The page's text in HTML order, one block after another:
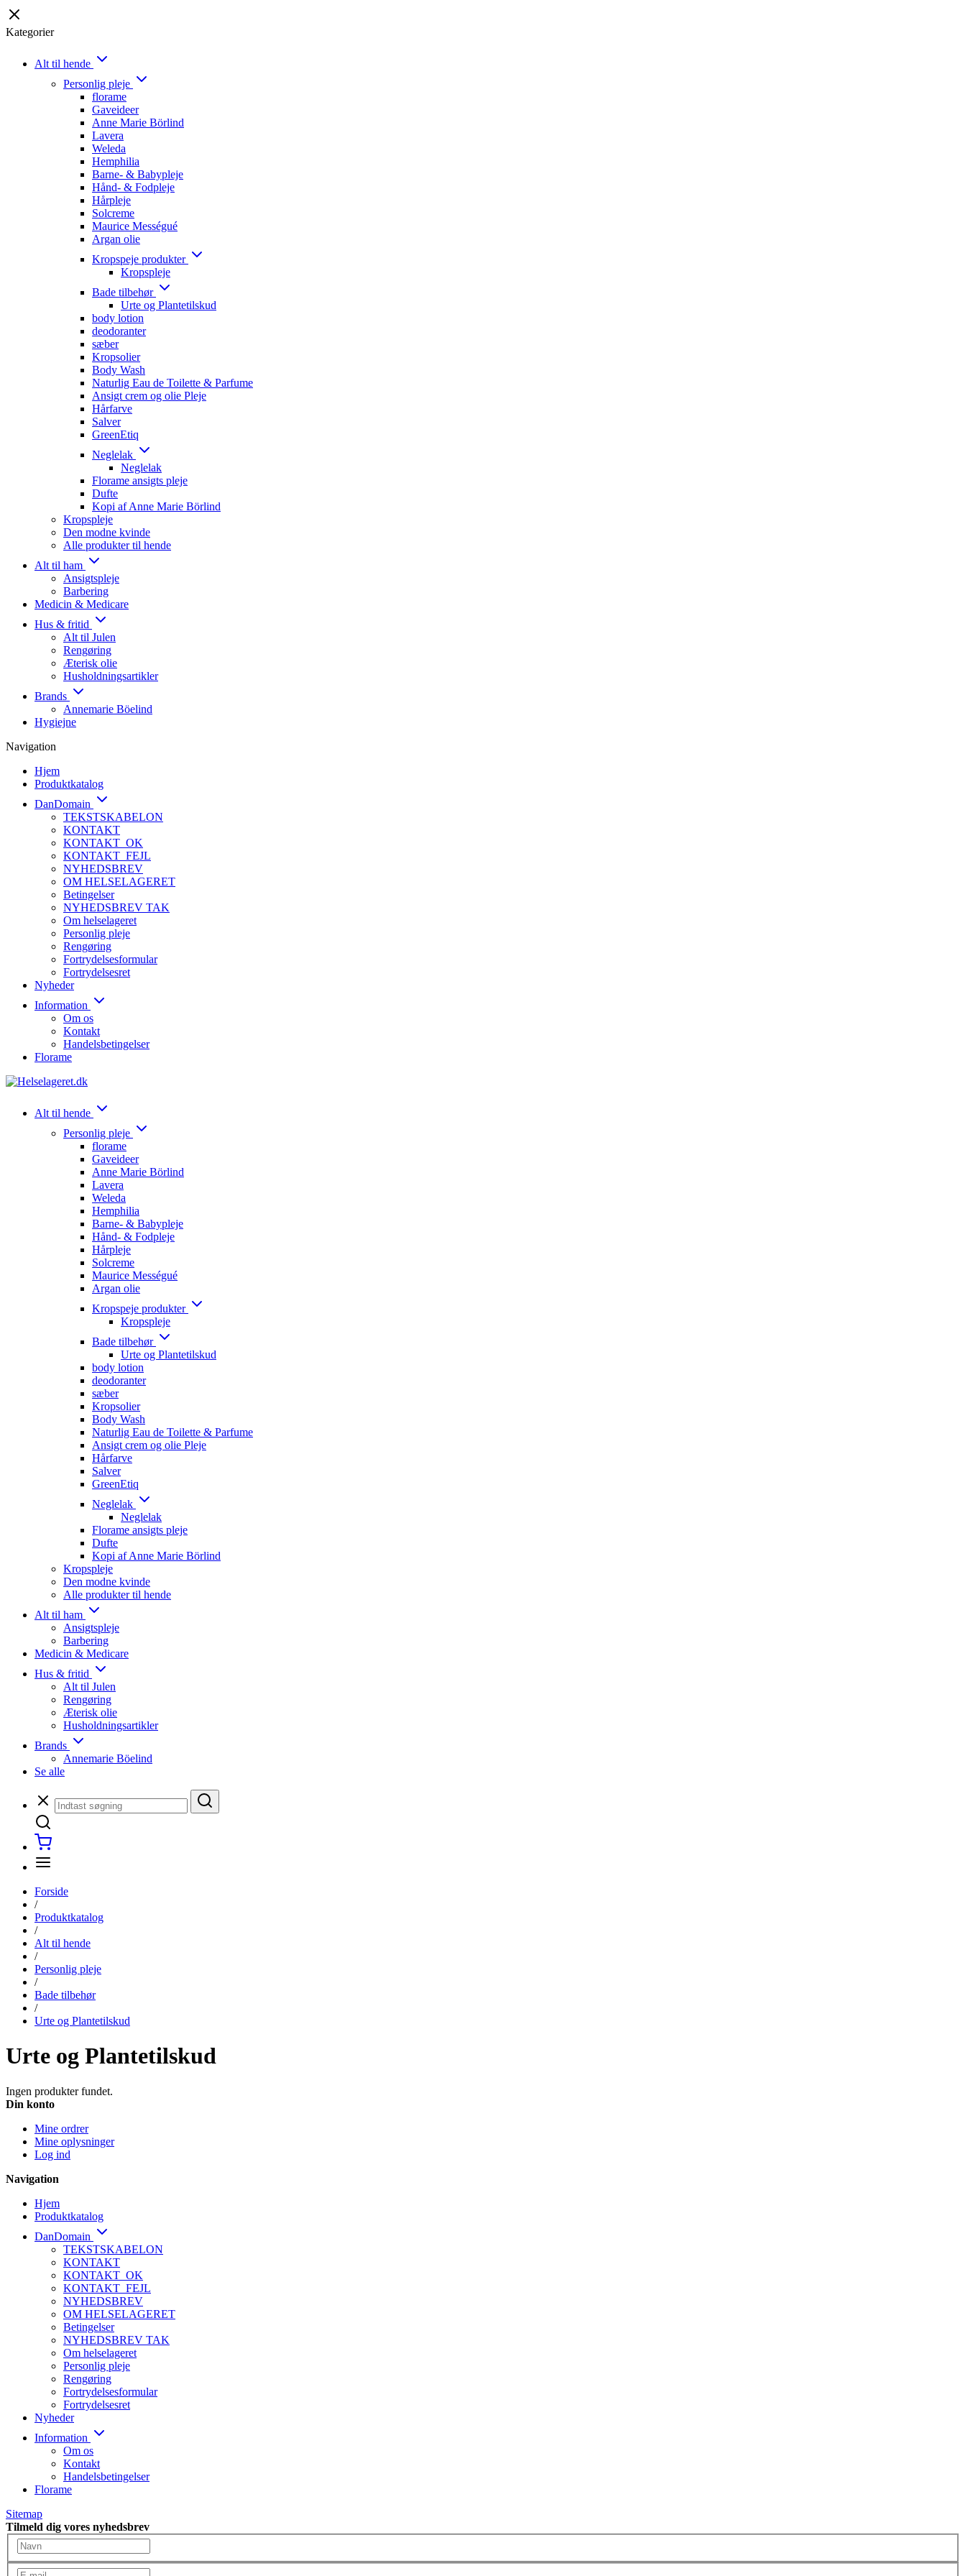
Kategorier
Alt til hende
Personlig pleje
florame
Gaveideer
Anne Marie Börlind
Lavera
Weleda
Hemphilia
Barne- & Babypleje
Hånd- & Fodpleje
Hårpleje
Solcreme
Maurice Mességué
Argan olie
Kropspeje produkter
Kropspleje
Bade tilbehør
Urte og Plantetilskud
body lotion
deodoranter
sæber
Kropsolier
Body Wash
Naturlig Eau de Toilette & Parfume
Ansigt crem og olie Pleje
Hårfarve
Salver
GreenEtiq
Neglelak
Neglelak
Florame ansigts pleje
Dufte
Kopi af Anne Marie Börlind
Kropspleje
Den modne kvinde
Alle produkter til hende
Alt til ham
Ansigtspleje
Barbering
Medicin & Medicare
Hus & fritid
Alt til Julen
Rengøring
Æterisk olie
Husholdningsartikler
Brands
Annemarie Böelind
Hygiejne
Navigation
Hjem
Produktkatalog
DanDomain
TEKSTSKABELON
KONTAKT
KONTAKT_OK
KONTAKT_FEJL
NYHEDSBREV
OM HELSELAGERET
Betingelser
NYHEDSBREV TAK
Om helselageret
Personlig pleje
Rengøring
Fortrydelsesformular
Fortrydelsesret
Nyheder
Information
Om os
Kontakt
Handelsbetingelser
Florame
Alt til hende
Personlig pleje
florame
Gaveideer
Anne Marie Börlind
Lavera
Weleda
Hemphilia
Barne- & Babypleje
Hånd- & Fodpleje
Hårpleje
Solcreme
Maurice Mességué
Argan olie
Kropspeje produkter
Kropspleje
Bade tilbehør
Urte og Plantetilskud
body lotion
deodoranter
sæber
Kropsolier
Body Wash
Naturlig Eau de Toilette & Parfume
Ansigt crem og olie Pleje
Hårfarve
Salver
GreenEtiq
Neglelak
Neglelak
Florame ansigts pleje
Dufte
Kopi af Anne Marie Börlind
Kropspleje
Den modne kvinde
Alle produkter til hende
Alt til ham
Ansigtspleje
Barbering
Medicin & Medicare
Hus & fritid
Alt til Julen
Rengøring
Æterisk olie
Husholdningsartikler
Brands
Annemarie Böelind
Se alle
Forside
/
Produktkatalog
/
Alt til hende
/
Personlig pleje
/
Bade tilbehør
/
Urte og Plantetilskud
Urte og Plantetilskud
Ingen produkter fundet.
Din konto
Mine ordrer
Mine oplysninger
Log ind
Navigation
Hjem
Produktkatalog
DanDomain
TEKSTSKABELON
KONTAKT
KONTAKT_OK
KONTAKT_FEJL
NYHEDSBREV
OM HELSELAGERET
Betingelser
NYHEDSBREV TAK
Om helselageret
Personlig pleje
Rengøring
Fortrydelsesformular
Fortrydelsesret
Nyheder
Information
Om os
Kontakt
Handelsbetingelser
Florame
Sitemap
Tilmeld dig vores nyhedsbrev